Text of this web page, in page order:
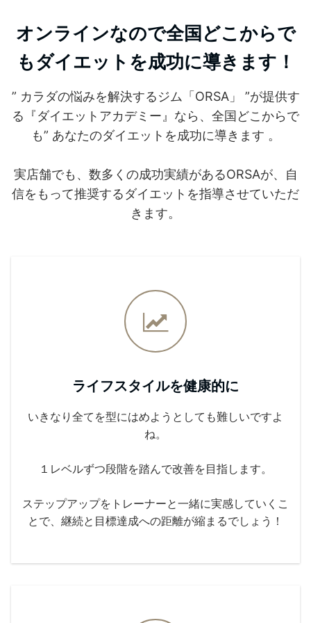
オンラインなので全国どこからで
もダイエットを成功に導きます！
” カラダの悩みを解決するジム「ORSA」 ”が提供す
る『ダイエットアカデミー』なら、全国どこからで
も” あなたのダイエットを成功に導きます 。
実店舗でも、数多くの成功実績があるORSAが、自
信をもって推奨するダイエットを指導させていただ
きます。
ライフスタイルを健康的に
いきなり全てを型にはめようとしても難しいですよ
ね。
１レベルずつ段階を踏んで改善を目指します。
ステップアップをトレーナーと一緒に実感していくこ
とで、継続と目標達成への距離が縮まるでしょう！